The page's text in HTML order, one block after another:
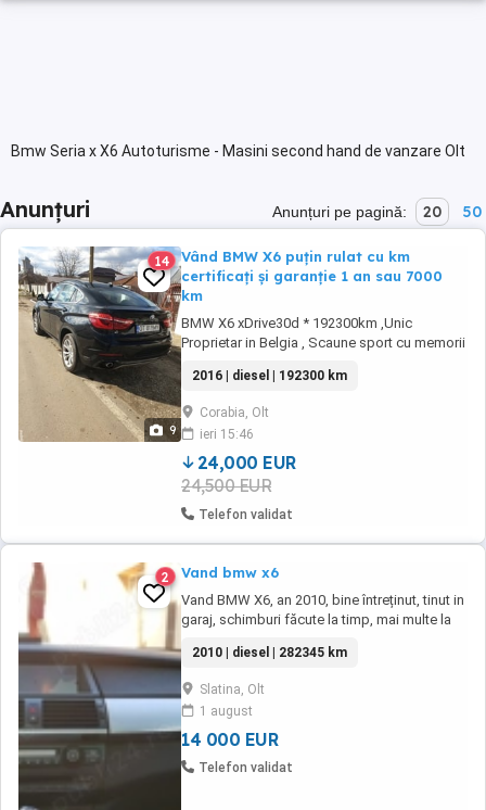
Bmw Seria x X6 Autoturisme - Masini second hand de vanzare Olt
Anunțuri Anunțuri pe pagină: 20 50
9
14
Vând BMW X6 puțin rulat cu km
certificați și garanție 1 an sau 7000
km
BMW X6 xDrive30d * 192300km ,Unic
Proprietar in Belgia , Scaune sport cu memorii
reviziile la reprezentanta BMW ,Stare
exceptionala fara urme de uzura. * GARANTIE
12 Luni 7000 KM * CERTIFICAT FISCAL * * SE
EMITE FACTURA CU KM CERTIFICATI * * SE
EMITE FACTURA ...
2016 | diesel | 192300 km
Corabia, Olt
ieri 15:46
24,000 EUR
24,500 EUR
Telefon validat
2 Vand bmw x6
Vand BMW X6, an 2010, bine întreținut, tinut in
garaj, schimburi făcute la timp, mai multe la
2010 | diesel | 282345 km
Slatina, Olt
1 august
14 000 EUR
Telefon validat